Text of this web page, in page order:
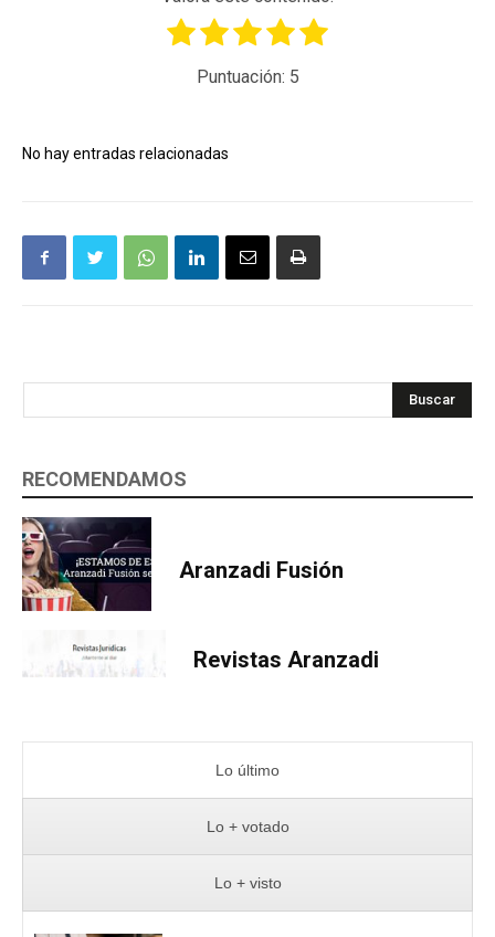
Puntuación: 5
No hay entradas relacionadas
Buscar
RECOMENDAMOS
Aranzadi Fusión
Revistas Aranzadi
Lo último
Lo + votado
Lo + visto